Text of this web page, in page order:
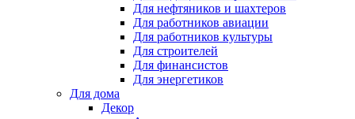
Для нефтяников и шахтеров
Для работников авиации
Для работников культуры
Для строителей
Для финансистов
Для энергетиков
Для дома
Декор